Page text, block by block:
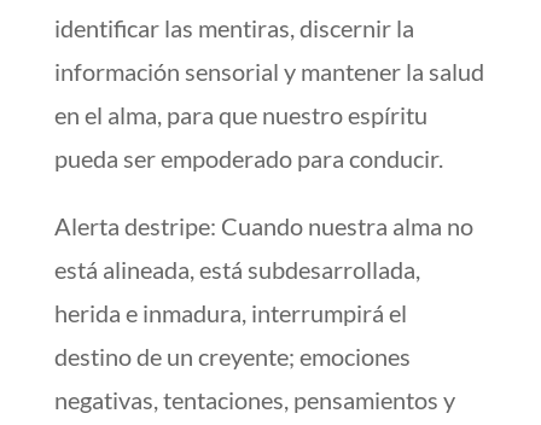
identificar las mentiras, discernir la
información sensorial y mantener la salud
en el alma, para que nuestro espíritu
pueda ser empoderado para conducir.
Alerta destripe: Cuando nuestra alma no
está alineada, está subdesarrollada,
herida e inmadura, interrumpirá el
destino de un creyente; emociones
negativas, tentaciones, pensamientos y